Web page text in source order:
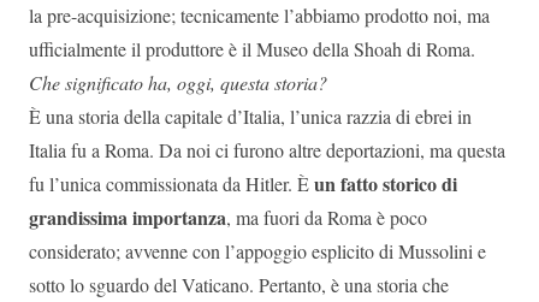
la pre-acquisizione; tecnicamente l’abbiamo prodotto noi, ma
ufficialmente il produttore è il Museo della Shoah di Roma.
Che significato ha, oggi, questa storia?
È una storia della capitale d’Italia, l’unica razzia di ebrei in
Italia fu a Roma. Da noi ci furono altre deportazioni, ma questa
fu l’unica commissionata da Hitler. Èun fatto storico di
grandissima importanza, ma fuori da Roma è poco
considerato; avvenne con l’appoggio esplicito di Mussolini e
sotto lo sguardo del Vaticano. Pertanto, è una storia che